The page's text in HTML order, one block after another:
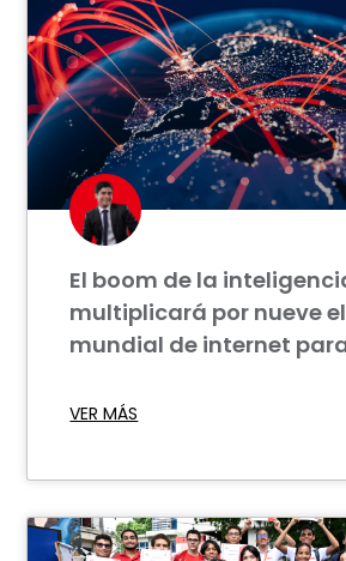
El boom de la
multiplicará por nueve
mundial de internet
VER MÁS